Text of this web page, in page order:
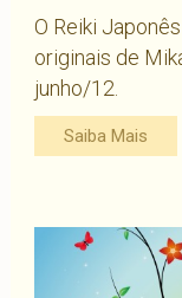
O Reiki
originais de
junho/12.
Saiba Mais